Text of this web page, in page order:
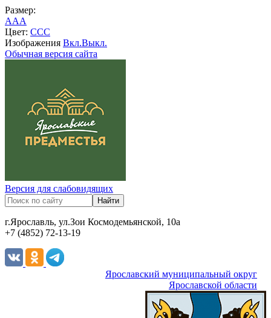
Размер:
AAA
Цвет: CCC
Изображения Вкл.Выкл.
Обычная версия сайта
Версия для слабовидящих
г.Ярославль, ул.Зои Космодемьянской, 10а
+7 (4852) 72-13-19
Ярославский муниципальный округ
Ярославской области